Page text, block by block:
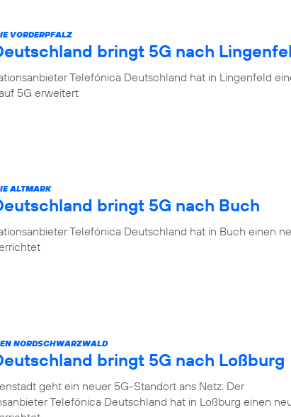
VORDERPFALZ
bringt 5G nach
Telefónica Deutschland hat in Lingenfeld
5G erweitert
ALTMARK
bringt 5G nach Buch
Telefónica Deutschland hat in Buch einen
NORDSCHWARZWALD
bringt 5G nach Loßburg
geht ein neuer 5G-Standort ans Netz: Der
Telefónica Deutschland hat in Loßburg einen